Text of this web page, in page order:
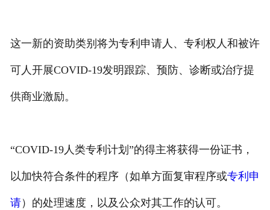
这一新的资助类别将为专利申请人、专利权人和被许
可人开展COVID-19发明跟踪、预防、诊断或治疗提
供商业激励。
“COVID-19人类专利计划”的得主将获得一份证书，
以加快符合条件的程序（如单方面复审程序或专利申
请）的处理速度，以及公众对其工作的认可。